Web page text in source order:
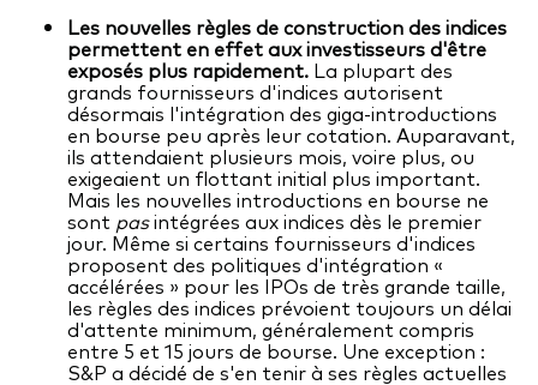
Les nouvelles règles de construction des indices
permettent en effet aux investisseurs d'être
exposés plus rapidement. La plupart des
grands fournisseurs d'indices autorisent
désormais l'intégration des giga-introductions
en bourse peu après leur cotation. Auparavant,
ils attendaient plusieurs mois, voire plus, ou
exigeaient un flottant initial plus important.
Mais les nouvelles introductions en bourse ne
sont pasintégrées aux indices dès le premier
jour. Même si certains fournisseurs d'indices
proposent des politiques d'intégration «
accélérées » pour les IPOs de très grande taille,
les règles des indices prévoient toujours un délai
d'attente minimum, généralement compris
entre 5 et 15 jours de bourse. Une exception :
S&P a décidé de s'en tenir à ses règles actuelles